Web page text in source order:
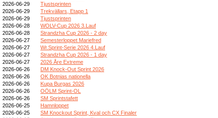
2026-06-29
Tjustsprinten
2026-06-29
Trekvällars, Etapp 1
2026-06-29
Tjustsprinten
2026-06-28
WOLV-Cup 2026 3.Lauf
2026-06-28
Strandzha Cup 2026 - 2 day
2026-06-27
Semesterloppet Mariefred
2026-06-27
Wr.Sprint-Serie 2026 4.Lauf
2026-06-27
Strandzha Cup 2026 - 1 day
2026-06-27
2026 Åre Extreme
2026-06-26
DM Knock-Out Sprint 2026
2026-06-26
OK Botnias nationella
2026-06-26
Kupa Burgas 2026
2026-06-26
OÖLM Sprint-OL
2026-06-26
SM Sprintstafett
2026-06-25
Hamnloppet
2026-06-25
SM Knockout Sprint, Kval och CX Finaler